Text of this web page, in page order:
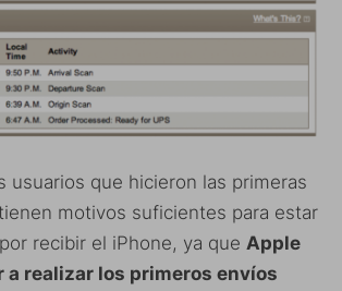
usuarios que hicieron las primeras
motivos suficientes para estar
recibir el iPhone, ya que Apple
a realizar los primeros envíos